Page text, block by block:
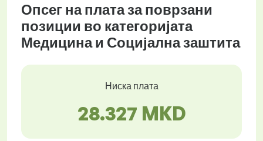
Опсег на плата за поврзани
позиции во категоријата
Медицина и Социјална заштита
Ниска плата
28.327 MKD